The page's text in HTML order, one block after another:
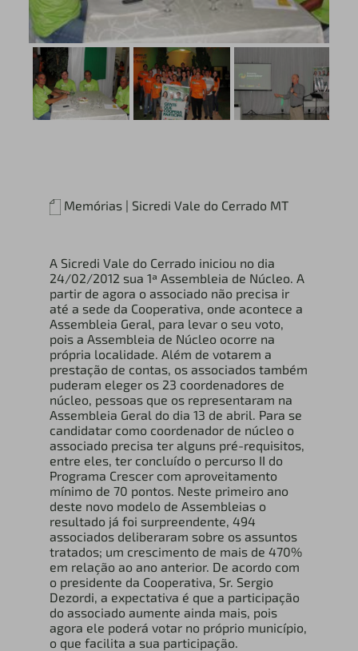
Memórias | Sicredi Vale do Cerrado MT
A Sicredi Vale do Cerrado iniciou no dia
24/02/2012 sua 1ª Assembleia de Núcleo. A
partir de agora o associado não precisa ir
até a sede da Cooperativa, onde acontece a
Assembleia Geral, para levar o seu voto,
pois a Assembleia de Núcleo ocorre na
própria localidade. Além de votarem a
prestação de contas, os associados também
puderam eleger os 23 coordenadores de
núcleo, pessoas que os representaram na
Assembleia Geral do dia 13 de abril. Para se
candidatar como coordenador de núcleo o
associado precisa ter alguns pré-requisitos,
entre eles, ter concluído o percurso II do
Programa Crescer com aproveitamento
mínimo de 70 pontos. Neste primeiro ano
deste novo modelo de Assembleias o
resultado já foi surpreendente, 494
associados deliberaram sobre os assuntos
tratados; um crescimento de mais de 470%
em relação ao ano anterior. De acordo com
o presidente da Cooperativa, Sr. Sergio
Dezordi, a expectativa é que a participação
do associado aumente ainda mais, pois
agora ele poderá votar no próprio município,
o que facilita a sua participação.